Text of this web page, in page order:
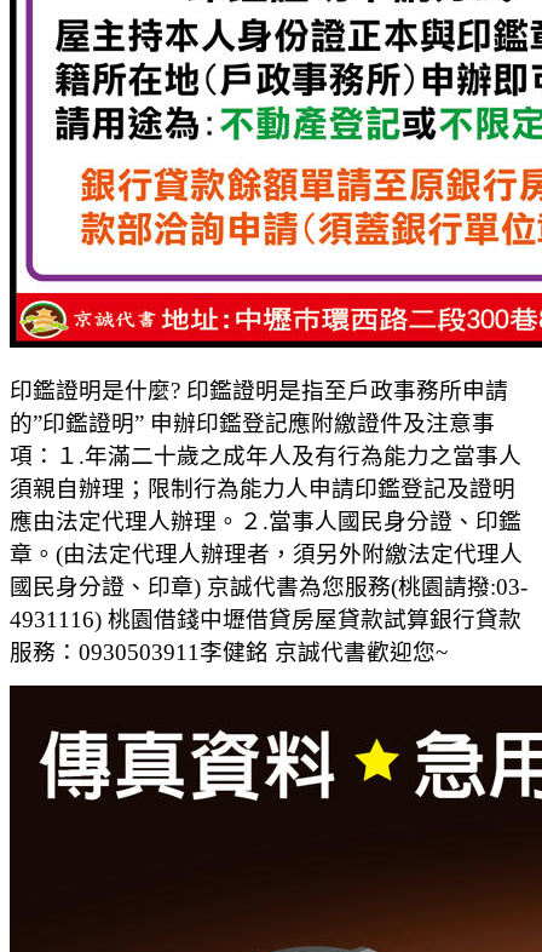
印鑑證明是什麼? 印鑑證明是指至戶政事務所申請
的”印鑑證明” 申辦印鑑登記應附繳證件及注意事
項：１.年滿二十歲之成年人及有行為能力之當事人
須親自辦理；限制行為能力人申請印鑑登記及證明
應由法定代理人辦理。２.當事人國民身分證、印鑑
章。(由法定代理人辦理者，須另外附繳法定代理人
國民身分證、印章) 京誠代書為您服務(桃園請撥:03-
4931116) 桃園借錢中壢借貸房屋貸款試算銀行貸款
服務：0930503911李健銘 京誠代書歡迎您~